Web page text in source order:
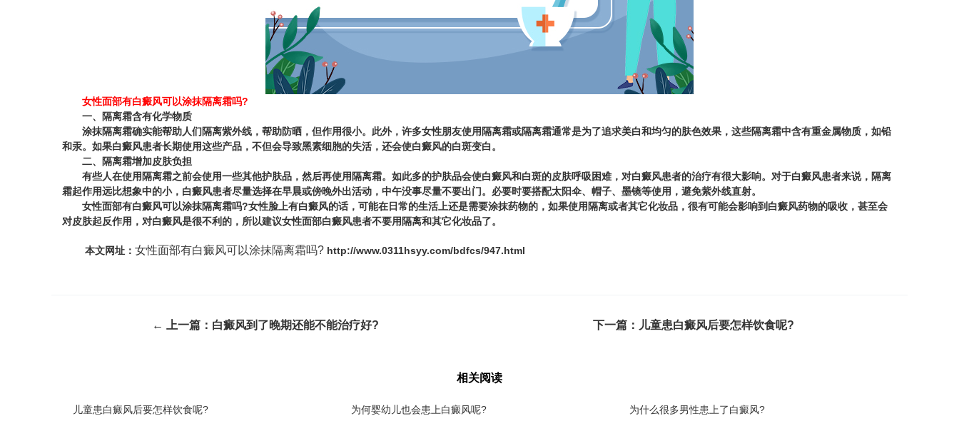
女性面部有白癜风可以涂抹隔离霜吗?
一、隔离霜含有化学物质
涂抹隔离霜确实能帮助人们隔离紫外线，帮助防晒，但作用很小。此外，许多女性朋友使用隔离霜或隔离霜通常是为了追求美白和均匀的肤色效果，这些隔离霜中含有重金属物质，如铅
和汞。如果白癜风患者长期使用这些产品，不但会导致黑素细胞的失活，还会使白癜风的白斑变白。
二、隔离霜增加皮肤负担
有些人在使用隔离霜之前会使用一些其他护肤品，然后再使用隔离霜。如此多的护肤品会使白癜风和白斑的皮肤呼吸困难，对白癜风患者的治疗有很大影响。对于白癜风患者来说，隔离
霜起作用远比想象中的小，白癜风患者尽量选择在早晨或傍晚外出活动，中午没事尽量不要出门。必要时要搭配太阳伞、帽子、墨镜等使用，避免紫外线直射。
女性面部有白癜风可以涂抹隔离霜吗?女性脸上有白癜风的话，可能在日常的生活上还是需要涂抹药物的，如果使用隔离或者其它化妆品，很有可能会影响到白癜风药物的吸收，甚至会
对皮肤起反作用，对白癜风是很不利的，所以建议女性面部白癜风患者不要用隔离和其它化妆品了。
本文网址： 女性面部有白癜风可以涂抹隔离霜吗? http://www.0311hsyy.com/bdfcs/947.html
← 上一篇： 白癜风到了晚期还能不能治疗好? 下一篇： 儿童患白癜风后要怎样饮食呢?
相关阅读
儿童患白癜风后要怎样饮食呢? 为何婴幼儿也会患上白癜风呢? 为什么很多男性患上了白癜风?